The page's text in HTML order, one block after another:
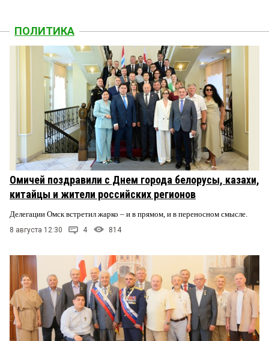
ПОЛИТИКА
Омичей поздравили с Днем города белорусы, казахи,
китайцы и жители российских регионов
Делегации Омск встретил жарко – и в прямом, и в переносном смысле.
8 августа 12:30 4 814